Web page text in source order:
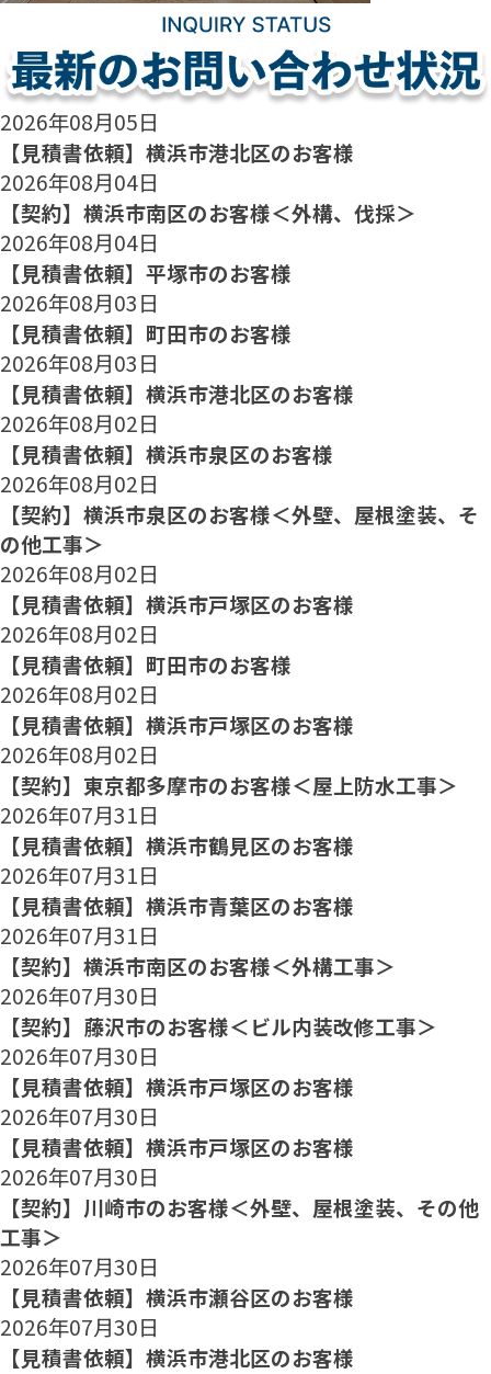
2026年08月05日
【見積書依頼】横浜市港北区のお客様
2026年08月04日
【契約】横浜市南区のお客様＜外構、伐採＞
2026年08月04日
【見積書依頼】平塚市のお客様
2026年08月03日
【見積書依頼】町田市のお客様
2026年08月03日
【見積書依頼】横浜市港北区のお客様
2026年08月02日
【見積書依頼】横浜市泉区のお客様
2026年08月02日
【契約】横浜市泉区のお客様＜外壁、屋根塗装、そ
の他工事＞
2026年08月02日
【見積書依頼】横浜市戸塚区のお客様
2026年08月02日
【見積書依頼】町田市のお客様
2026年08月02日
【見積書依頼】横浜市戸塚区のお客様
2026年08月02日
【契約】東京都多摩市のお客様＜屋上防水工事＞
2026年07月31日
【見積書依頼】横浜市鶴見区のお客様
2026年07月31日
【見積書依頼】横浜市青葉区のお客様
2026年07月31日
【契約】横浜市南区のお客様＜外構工事＞
2026年07月30日
【契約】藤沢市のお客様＜ビル内装改修工事＞
2026年07月30日
【見積書依頼】横浜市戸塚区のお客様
2026年07月30日
【見積書依頼】横浜市戸塚区のお客様
2026年07月30日
【契約】川崎市のお客様＜外壁、屋根塗装、その他
工事＞
2026年07月30日
【見積書依頼】横浜市瀬谷区のお客様
2026年07月30日
【見積書依頼】横浜市港北区のお客様